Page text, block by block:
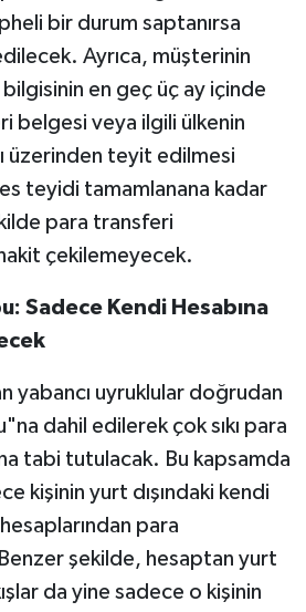
bir durum saptanırsa
Ayrıca, müşterinin
en geç üç ay içinde
belgesi veya ilgili ülkenin
üzerinden teyit edilmesi
teyidi tamamlanana kadar
para transferi
çekilemeyecek.
Sadece Kendi Hesabına
yabancı uyruklular doğrudan
dahil edilerek çok sıkı para
tabi tutulacak. Bu kapsamda
kişinin yurt dışındaki kendi
hesaplarından para
şekilde, hesaptan yurt
da yine sadece o kişinin